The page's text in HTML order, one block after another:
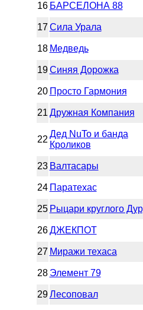
16 БАРСЕЛОНА 88
17 Сила Урала
18 Медведь
19 Синяя Дорожка
20 Просто Гармония
21 Дружная Компания
22
Дед NuTo и банда
Кроликов
23 Валтасары
24 Паратехас
25 Рыцари круглого
26 ДЖЕКПОТ
27 Миражи техаса
28 Элемент 79
29 Лесоповал